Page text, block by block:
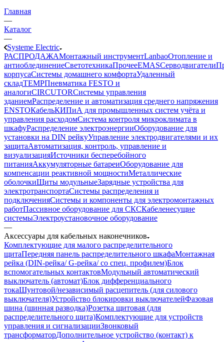
Главная
—
Каталог
—
Systeme Electric
РАСПРОДАЖАМонтажный инструментLanbaoОтопление и
антиоблединениеСветотехникаПрочееEMASCерводвигатели
корпусаСистемы домашнего комфортаУдаленный
складTEMPПневматика FESTO и
аналогиCIRCUTORСистемы управления
зданиемРаспределение и автоматизация среднего напряжения
ENSTOКабельКИПиА для промышленных систем учёта и
управления расходомСистема контроля микроклимата в
шкафуРаспределение электроэнергииОборудование для
установки на DIN рейкуУправление электродвигателями и их
защитаАвтоматизация, контроль, управление и
визуализацияИсточники бесперебойного
питанияАккумуляторные батареиОборудование для
компенсации реактивной мощностиМеталлические
оболочкиЩиты модульныеЗарядные устройства для
электротранспортаСистемы распределения и
подключенияСистемы и компоненты для электромонтажных
работПассивное оборудование для СКСКабеленесущие
системыЭлектроустановочное оборудование
—
Аксессуары для кабельных наконечников
Комплектующие для малого распределительного
щитаПередняя панель распределительного шкафаМонтажная
рейка (DIN-рейка/ G-рейка/ со спец. профилем)Блок
вспомогательных контактовМодульный автоматический
выключатель (автомат)Блок дифференциального
токаШунтовой/независимый расцепитель (для силового
выключателя)Устройство блокировки выключателейФазовая
шина (шинная разводка)Розетка щитовая (для
распределительного щита)Комплектующие для устройств
управления и сигнализацииЗвонковый
трансформаторДополнительное устройство (контакт) к